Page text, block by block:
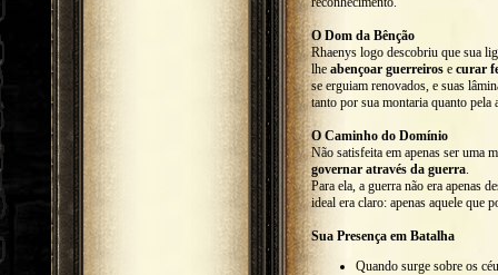
O Dom da Bênção
Rhaenys logo descobriu que sua
lhe abençoar guerreiros e curar
se erguiam renovados, e suas
tanto por sua montaria quanto pela
O Caminho do Domínio
Não satisfeita em apenas ser uma
governar através da guerra
Para ela, a guerra não era apenas
ideal era claro: apenas aquele que
Sua Presença em Batalha
Quando surge sobre os